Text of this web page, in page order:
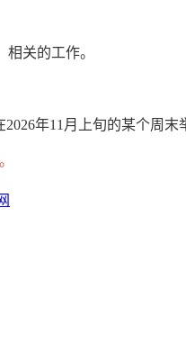
关的工作。
年11月上旬的某个周末